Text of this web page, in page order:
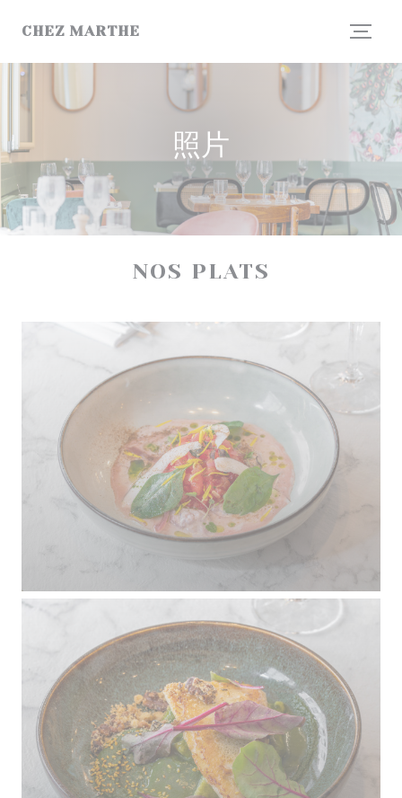
CHEZ MARTHE
照片
NOS PLATS